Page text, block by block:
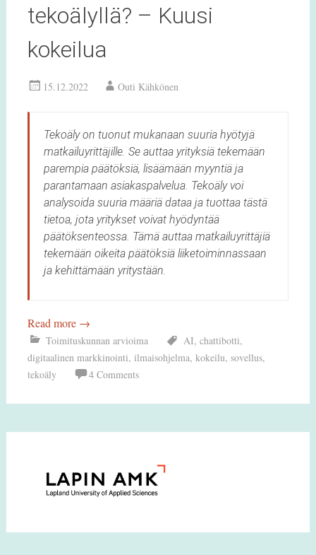
tekoälyllä? – Kuusi
kokeilua
15.12.2022 Outi Kähkönen
Tekoäly on tuonut mukanaan suuria hyötyjä
matkailuyrittäjille. Se auttaa yrityksiä tekemään
parempia päätöksiä, lisäämään myyntiä ja
parantamaan asiakaspalvelua. Tekoäly voi
analysoida suuria määriä dataa ja tuottaa tästä
tietoa, jota yritykset voivat hyödyntää
päätöksenteossa. Tämä auttaa matkailuyrittäjiä
tekemään oikeita päätöksiä liiketoiminnassaan
ja kehittämään yritystään.
Read more →
Toimituskunnan arvioima AI, chattibotti,
digitaalinen markkinointi, ilmaisohjelma, kokeilu, sovellus,
tekoäly
4 Comments